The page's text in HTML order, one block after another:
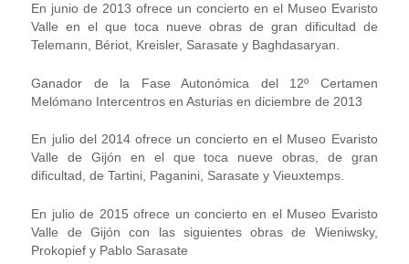
En junio de 2013 ofrece un concierto en el Museo Evaristo
Valle en el que toca nueve obras de gran dificultad de
Telemann, Bériot, Kreisler, Sarasate y Baghdasaryan.
Ganador de la Fase Autonómica del 12º Certamen
Melómano Intercentros en Asturias en diciembre de 2013
En julio del 2014 ofrece un concierto en el Museo Evaristo
Valle de Gijón en el que toca nueve obras, de gran
dificultad, de Tartini, Paganini, Sarasate y Vieuxtemps.
En julio de 2015 ofrece un concierto en el Museo Evaristo
Valle de Gijón con las siguientes obras de Wieniwsky,
Prokopief y Pablo Sarasate